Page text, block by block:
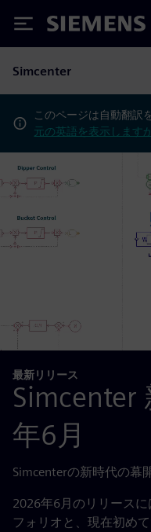
Siemens
Simcenter
このページは自動翻訳
元の英語を表示します
最新リリース
Simcenter
年6月
Simcenterの新時代の幕
2026年6月のリリース
フォリオと、現在初め